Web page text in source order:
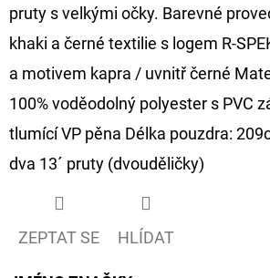
pruty s velkými očky. Barevné
khaki a černé textilie s logem R-
a motivem kapra / uvnitř černé
100% voděodolný polyester s PVC
tlumící VP pěna Délka pouzdra:
dva 13´ pruty (dvouděličky)
ZEPTAT SE HLÍDAT